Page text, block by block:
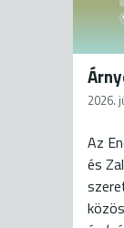
2026.
Az
és